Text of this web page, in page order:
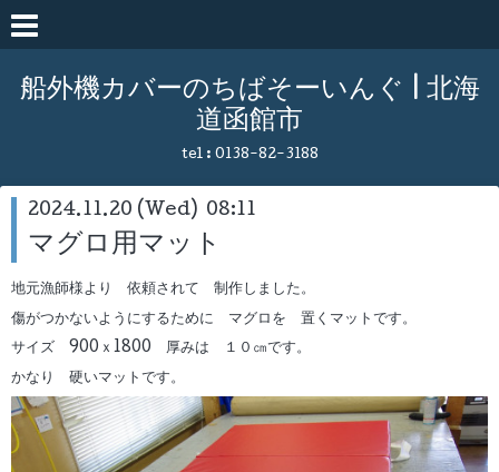
船外機カバーのちばそーいんぐ | 北海
道函館市
tel : 0138-82-3188
2024.11.20 (Wed) 08:11
マグロ用マット
地元漁師様より 依頼されて 制作しました。
傷がつかないようにするために マグロを 置くマットです。
サイズ 900ｘ1800 厚みは １０㎝です。
かなり 硬いマットです。